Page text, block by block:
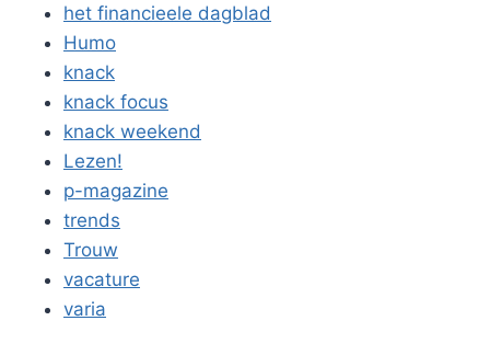
het financieele dagblad
Humo
knack
knack focus
knack weekend
Lezen!
p-magazine
trends
Trouw
vacature
varia